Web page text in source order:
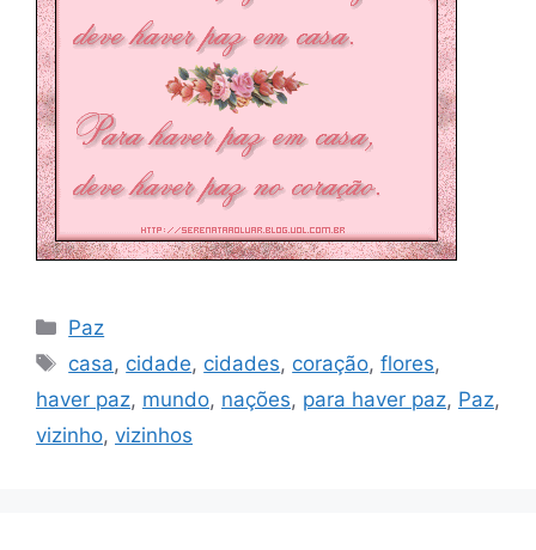
Categorias
Paz
Tags
casa, cidade, cidades, coração,flores,
haver paz, mundo, nações, para haver paz, Paz,
vizinho, vizinhos